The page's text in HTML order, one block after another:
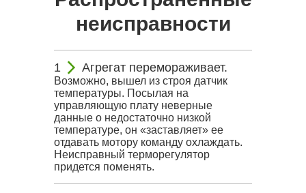
неисправности
Агрегат перемораживает.
Возможно, вышел из строя датчик
температуры. Посылая на
управляющую плату неверные
данные о недостаточно низкой
температуре, он «заставляет» ее
отдавать мотору команду охлаждать.
Неисправный терморегулятор
придется поменять.